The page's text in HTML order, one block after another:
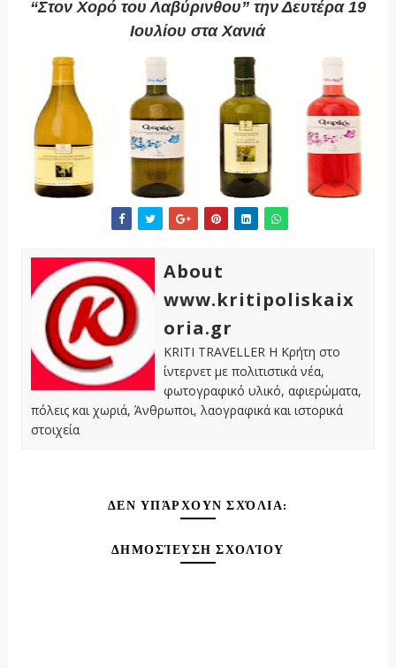
“Στον Χορό του Λαβύρινθου” την Δευτέρα 19
Ιουλίου στα Χανιά
About
www.kritipoliskaix
oria.gr
KRITI TRAVELLER Η Κρήτη στο
ίντερνετ με πολιτιστικά νέα,
φωτογραφικό υλικό, αφιερώματα,
πόλεις και χωριά, Άνθρωποι, λαογραφικά και ιστορικά
στοιχεία
ΔΕΝ ΥΠΆΡΧΟΥΝ ΣΧΌΛΙΑ:
ΔΗΜΟΣΊΕΥΣΗ ΣΧΟΛΊΟΥ